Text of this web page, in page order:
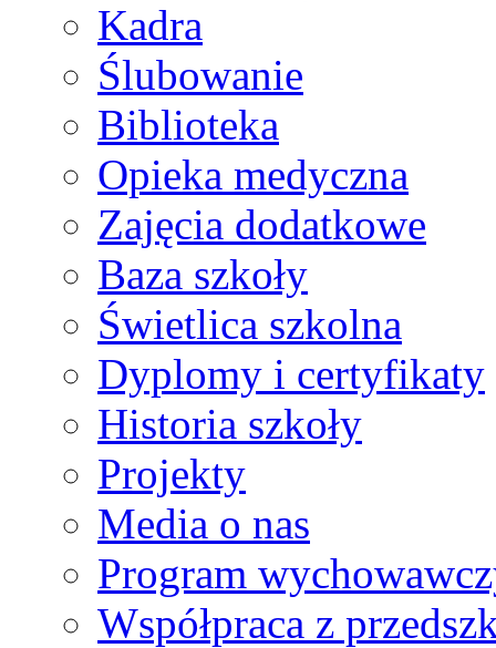
Kadra
Ślubowanie
Biblioteka
Opieka medyczna
Zajęcia dodatkowe
Baza szkoły
Świetlica szkolna
Dyplomy i certyfikaty
Historia szkoły
Projekty
Media o nas
Program
Współpraca z